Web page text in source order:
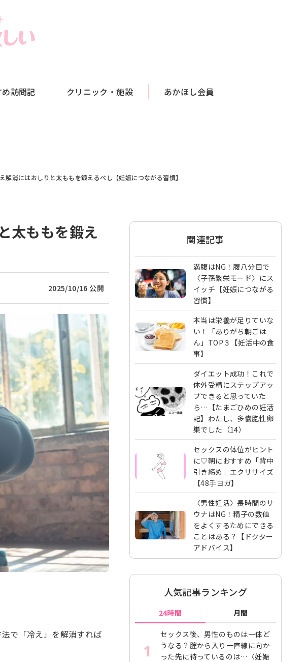
訪問記 クリニック・施設 あかほし会員
解消にはおしりと太ももを鍛えるべし【妊娠につながる習慣】
太ももを鍛え
2025/10/16 公開
で「冷え」を解消すれば
関連記事
満腹はNG！腹八分目で
〈子孫繁栄モード〉にス
イッチ【妊娠につながる
習慣】
本当は栄養が足りていな
い！「ありがち朝ごは
ん」TOP３【妊活中の食
事】
ダイエット成功！これで
体外受精にステップアッ
プできると思っていた
ら…【たまごひめの妊活
記】わたし、多嚢胞性卵
巣でした（14）
セックスの体位がヒント
に♡朝におすすめ「背中
引き締め」エクササイズ
【48手ヨガ】
〈男性妊活〉長時間のサ
ウナはNG！精子の数値
をよくするためにできる
ことはある？【ドクター
アドバイス】
人気記事ランキング
24時間 月間
1
セックス後、男性のものは一体ど
うなる？腟から入り一直線に向か
った先に待っているのは…〈妊娠